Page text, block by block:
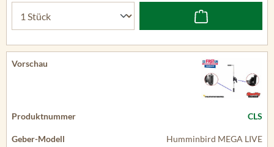
CLS
Humminbird MEGA LIVE